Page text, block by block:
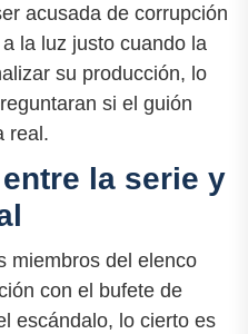
acusada de corrupción
la luz justo cuando la
su producción, lo
si el guión
real.
la serie y
miembros del elenco
con el bufete de
escándalo, lo cierto es